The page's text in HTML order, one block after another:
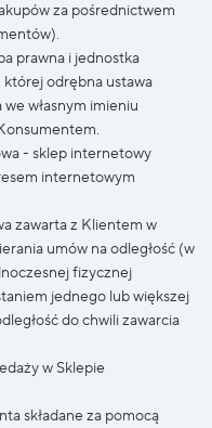
za pośrednictwem
prawna i jednostka
której odrębna ustawa
własnym imieniu
- sklep internetowy
internetowym
zawarta z Klientem w
umów na odległość (w
fizycznej
jednego lub większej
do chwili zawarcia
w Sklepie
składane za pomocą